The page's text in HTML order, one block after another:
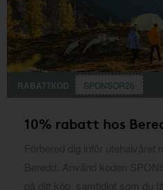
RABATTKOD SPONSOR26
10% rabatt hos